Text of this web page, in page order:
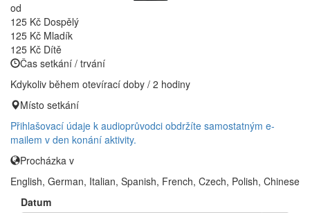
od
125 Kč Dospělý
125 Kč Mladík
125 Kč Dítě
Čas setkání / trvání
Kdykoliv během otevírací doby / 2 hodiny
Místo setkání
Přihlašovací údaje k audioprůvodci obdržíte samostatným e-
mailem v den konání aktivity.
Procházka v
English, German, Italian, Spanish, French, Czech, Polish, Chinese
Datum